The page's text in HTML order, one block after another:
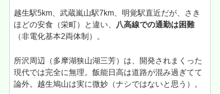
越生駅5km、武蔵嵐山駅7km、明覚駅直近だが、さき
ほどの安食（栄町）と違い、
八高線での通勤は困難
（非電化基本2両体制）。
所沢周辺（多摩湖狭山湖三芳）は、開発されまくった
現代では完全に無理。飯能日高は道路が混み過ぎてて
論外。越生鳩山は実に微妙（ナシではないと思う）。